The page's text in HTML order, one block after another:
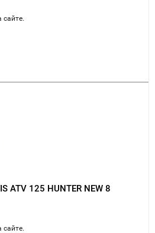
сайте.
125 HUNTER NEW 8
сайте.